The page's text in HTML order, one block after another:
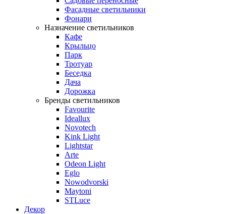
Фасадные светильники
Фонари
Назначение светильников
Кафе
Крыльцо
Парк
Тротуар
Беседка
Дача
Дорожка
Бренды светильников
Favourite
Ideallux
Novotech
Kink Light
Lightstar
Arte
Odeon Light
Eglo
Nowodvorski
Maytoni
STLuce
Декор